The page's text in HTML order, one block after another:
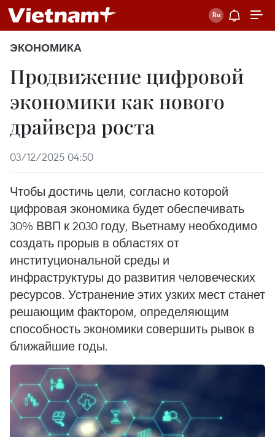
ЭКОНОМИКА
Продвижение цифровой
экономики как нового
драйвера роста
03/12/2025 04:50
Чтобы достичь цели, согласно которой
цифровая экономика будет обеспечивать
30% ВВП к 2030 году, Вьетнаму необходимо
создать прорыв в областях от
институциональной среды и
инфраструктуры до развития человеческих
ресурсов. Устранение этих узких мест станет
решающим фактором, определяющим
способность экономики совершить рывок в
ближайшие годы.